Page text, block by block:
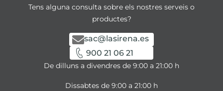
Tens alguna consulta sobre els nostres serveis o
productes?
sac@lasirena.es
900 21 06 21
De dilluns a divendres de 9:00 a 21:00 h
Dissabtes de 9:00 a 21:00 h